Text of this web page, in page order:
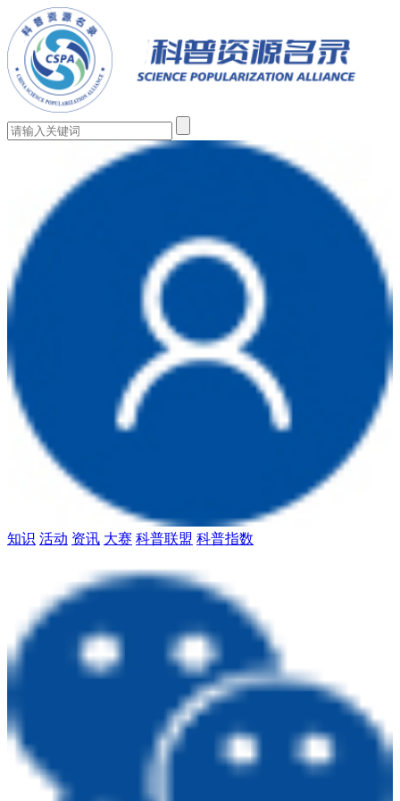
知识 活动 资讯 大赛 科普联盟 科普指数